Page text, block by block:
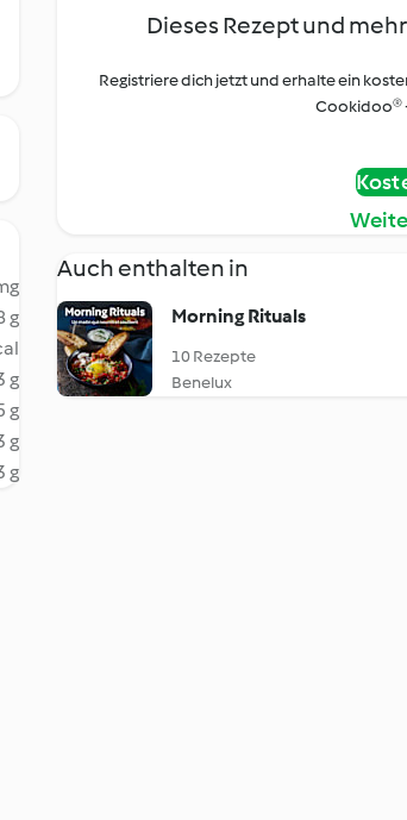
g
g
g
g
g
Dieses Rezept und
Registriere dich jetzt und erhalte ein
Cookidoo®
Auch enthalten in
Morning Rituals
10 Rezepte
Benelux